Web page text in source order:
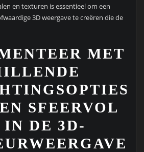
en texturen is essentieel om een
3D weergave te creëren die de
MET
SFEERVOL
IN DE 3D-